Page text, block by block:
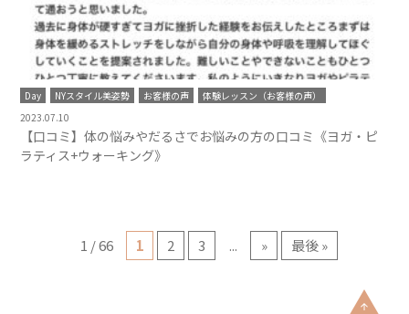
Day NYスタイル美姿勢 お客様の声
体験レッスン（お客様の声）
2023.07.10
【口コミ】体の悩みやだるさでお悩みの方の口コミ《ヨガ・ピ
ラティス+ウォーキング》
1 / 66 1 2 3 ... » 最後 »